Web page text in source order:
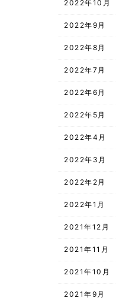
2022年10月
2022年9月
2022年8月
2022年7月
2022年6月
2022年5月
2022年4月
2022年3月
2022年2月
2022年1月
2021年12月
2021年11月
2021年10月
2021年9月